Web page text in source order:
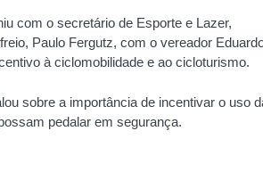
com o secretário de Esporte e Lazer,
Paulo Fergutz, com o vereador
à ciclomobilidade e ao cicloturismo.
sobre a importância de incentivar o uso
pedalar em segurança.